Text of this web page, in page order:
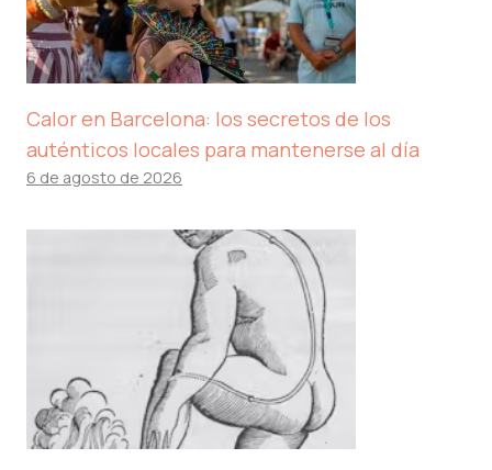
Calor en Barcelona: los secretos de los
auténticos locales para mantenerse al día
6 de agosto de 2026